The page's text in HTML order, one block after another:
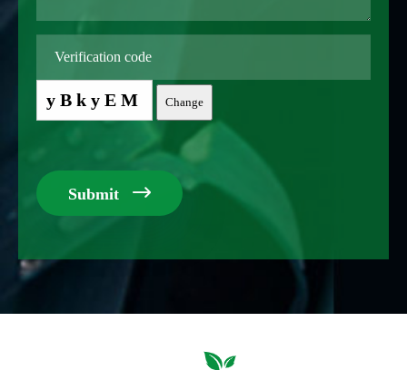
yBkyEM Change
Submit 